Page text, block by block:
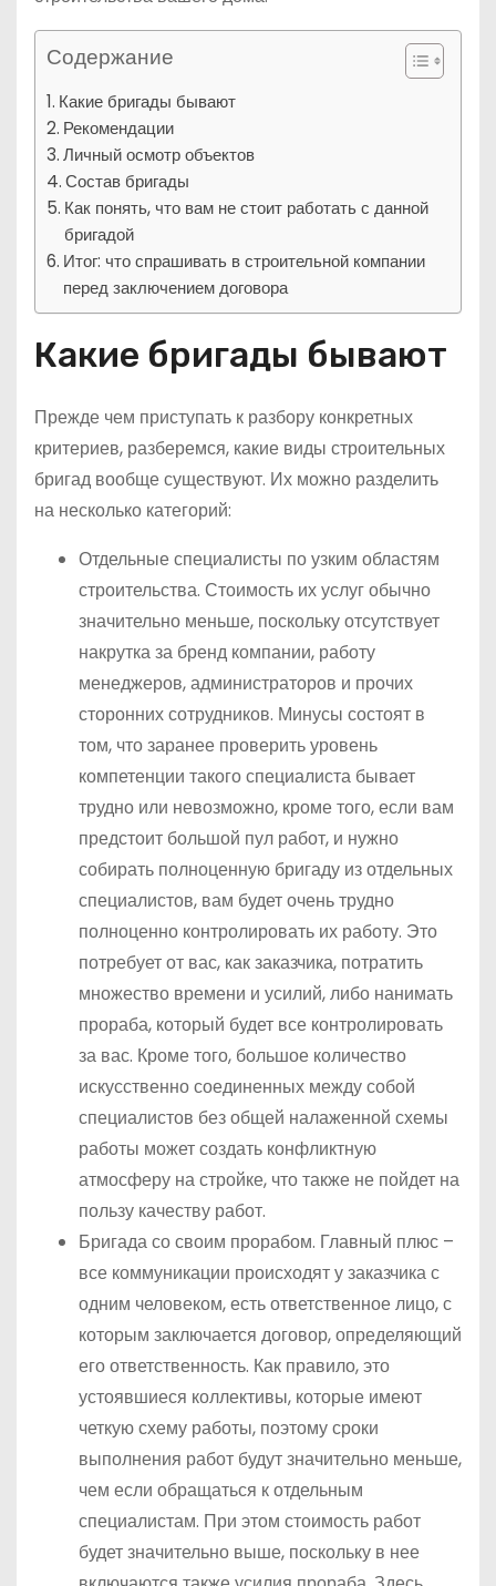
Содержание
Какие бригады бывают
Рекомендации
Личный осмотр объектов
Состав бригады
Как понять, что вам не стоит работать с данной
бригадой
Итог: что спрашивать в строительной компании
перед заключением договора
Какие бригады бывают
Прежде чем приступать к разбору конкретных
критериев, разберемся, какие виды строительных
бригад вообще существуют. Их можно разделить
на несколько категорий:
Отдельные специалисты по узким областям
строительства. Стоимость их услуг обычно
значительно меньше, поскольку отсутствует
накрутка за бренд компании, работу
менеджеров, администраторов и прочих
сторонних сотрудников. Минусы состоят в
том, что заранее проверить уровень
компетенции такого специалиста бывает
трудно или невозможно, кроме того, если вам
предстоит большой пул работ, и нужно
собирать полноценную бригаду из отдельных
специалистов, вам будет очень трудно
полноценно контролировать их работу. Это
потребует от вас, как заказчика, потратить
множество времени и усилий, либо нанимать
прораба, который будет все контролировать
за вас. Кроме того, большое количество
искусственно соединенных между собой
специалистов без общей налаженной схемы
работы может создать конфликтную
атмосферу на стройке, что также не пойдет на
пользу качеству работ.
Бригада со своим прорабом. Главный плюс –
все коммуникации происходят у заказчика с
одним человеком, есть ответственное лицо, с
которым заключается договор, определяющий
его ответственность. Как правило, это
устоявшиеся коллективы, которые имеют
четкую схему работы, поэтому сроки
выполнения работ будут значительно меньше,
чем если обращаться к отдельным
специалистам. При этом стоимость работ
будет значительно выше, поскольку в нее